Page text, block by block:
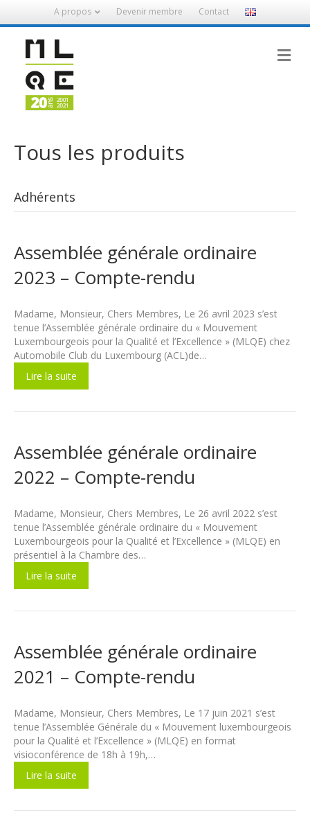
A propos Devenir membre Contact
Tous les produits
Adhérents
Assemblée générale ordinaire
2023 – Compte-rendu
Madame, Monsieur, Chers Membres, Le 26 avril 2023 s’est
tenue l’Assemblée générale ordinaire du « Mouvement
Luxembourgeois pour la Qualité et l’Excellence » (MLQE) chez
Automobile Club du Luxembourg (ACL)de…
Lire la suite
Assemblée générale ordinaire
2022 – Compte-rendu
Madame, Monsieur, Chers Membres, Le 26 avril 2022 s’est
tenue l’Assemblée générale ordinaire du « Mouvement
Luxembourgeois pour la Qualité et l’Excellence » (MLQE) en
présentiel à la Chambre des…
Lire la suite
Assemblée générale ordinaire
2021 – Compte-rendu
Madame, Monsieur, Chers Membres, Le 17 juin 2021 s’est
tenue l’Assemblée Générale du « Mouvement luxembourgeois
pour la Qualité et l’Excellence » (MLQE) en format
visioconférence de 18h à 19h,…
Lire la suite